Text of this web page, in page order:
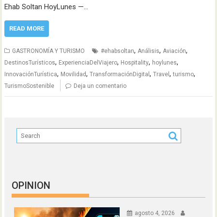
Ehab Soltan HoyLunes —…
READ MORE
GASTRONOMÍA Y TURISMO #ehabsoltan, Análisis, Aviación,
DestinosTurísticos, ExperienciaDelViajero, Hospitality, hoylunes,
InnovaciónTurística, Movilidad,TransformaciónDigital,Travel,turismo,
TurismoSostenible Deja un comentario
OPINION
agosto 4, 2026